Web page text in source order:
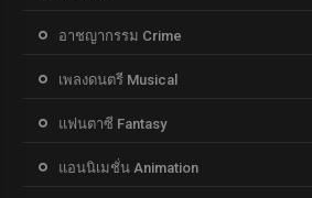
อาชญากรรม Crime
เพลงดนตรี Musical
แฟนตาซี Fantasy
แอนนิเมชั่น Animation